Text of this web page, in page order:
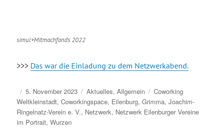
simul+Mitmachfonds 2022
>>> Das war die Einladung zu dem Netzwerkabend.
Veröffentlicht
am
5. November 2023 Kategorien
Aktuelles,Allgemein Schlagwörter
Coworking
Weltkleinstadt,Coworkingspace, Eilenburg,Grimma,Joachim-
Ringelnatz-Verein e. V., Netzwerk, Netzwerk Eilenburger Vereine
im Portrait,Wurzen